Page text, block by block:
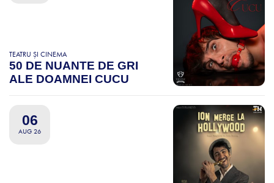
TEATRU ȘI CINEMA
50 DE NUANTE DE GRI
ALE DOAMNEI CUCU
06
AUG 26